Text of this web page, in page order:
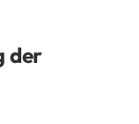
der